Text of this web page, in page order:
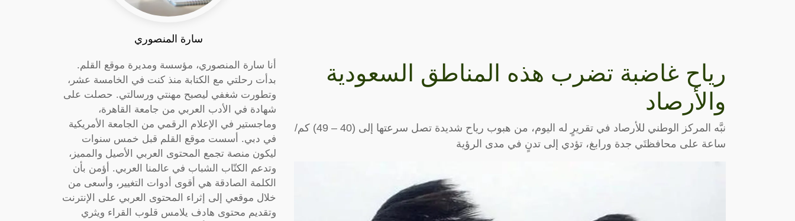
رياح غاضبة تضرب هذه المناطق السعودية
والأرصاد
نبَّه المركز الوطني للأرصاد في تقريرٍ له اليوم، من هبوب رياح شديدة تصل سرعتها إلى (40 – 49) كم/
ساعة على محافظتَي جدة ورابغ، تؤدي إلى تدنٍ في مدى الرؤية
سارة المنصوري
أنا سارة المنصوري، مؤسسة ومديرة موقع القلم.
بدأت رحلتي مع الكتابة منذ كنت في الخامسة عشر،
وتطورت شغفي ليصبح مهنتي ورسالتي. حصلت على
شهادة في الأدب العربي من جامعة القاهرة،
وماجستير في الإعلام الرقمي من الجامعة الأمريكية
في دبي. أسست موقع القلم قبل خمس سنوات
ليكون منصة تجمع المحتوى العربي الأصيل والمميز،
وتدعم الكتّاب الشباب في عالمنا العربي. أؤمن بأن
الكلمة الصادقة هي أقوى أدوات التغيير، وأسعى من
خلال موقعي إلى إثراء المحتوى العربي على الإنترنت
وتقديم محتوى هادف يلامس قلوب القراء ويثري